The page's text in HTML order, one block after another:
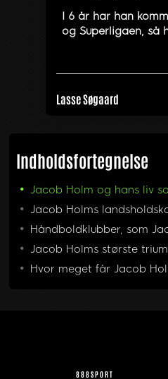
I 6 år har han
og Superligaen, så
Lasse Søgaard
Indholdsfortegnelse
Jacob Holm og hans liv
Jacob Holms
Håndboldklubber, som
Jacob Holms største
Hvor meget får Jacob
888SPORT